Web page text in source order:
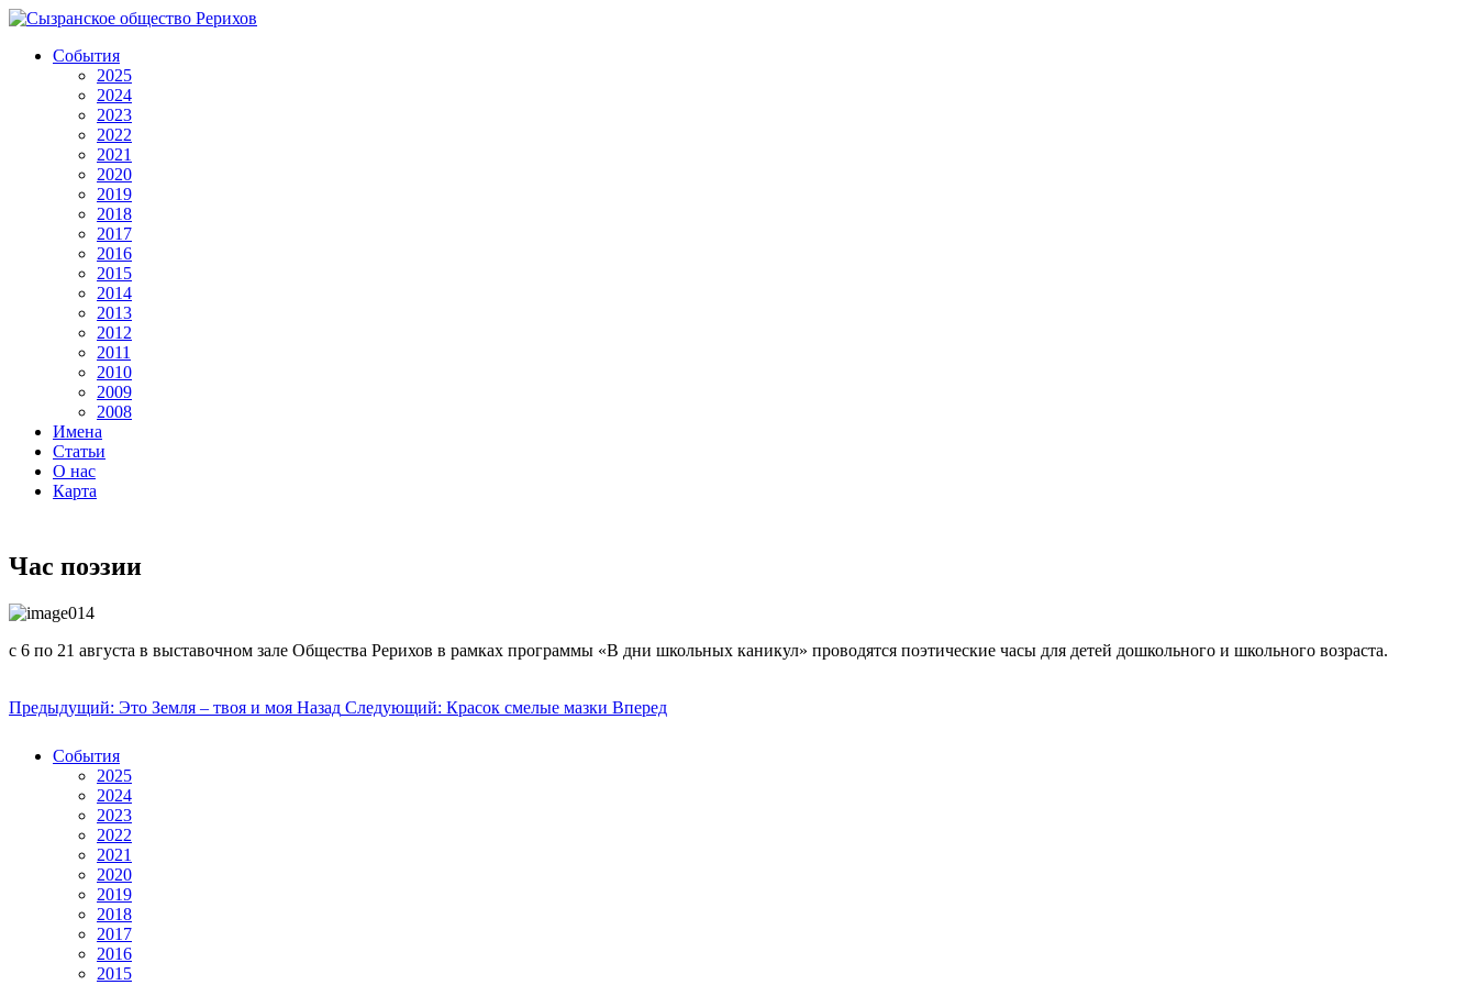
События
2025
2024
2023
2022
2021
2020
2019
2018
2017
2016
2015
2014
2013
2012
2011
2010
2009
2008
Имена
Статьи
О нас
Карта
Час поэзии
с 6 по 21 августа в выставочном зале Общества Рерихов в рамках программы «В дни школьных каникул» проводятся поэтические часы для детей дошкольного и школьного возраста.
Предыдущий: Это Земля – твоя и моя Назад Следующий: Красок смелые мазки Вперед
События
2025
2024
2023
2022
2021
2020
2019
2018
2017
2016
2015